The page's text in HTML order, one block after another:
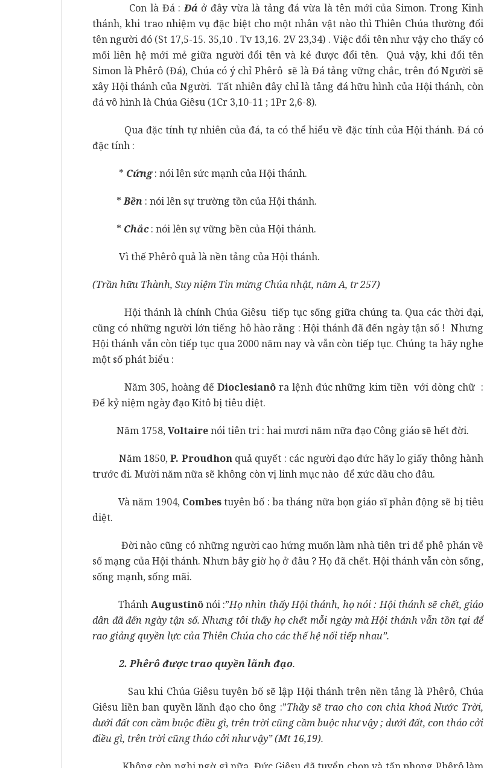
Con là Đá :Đá ở đây vừa là tảng đá vừa là tên mới của Simon. Trong Kinh
thánh, khi trao nhiệm vụ đặc biệt cho một nhân vật nào thì Thiên Chúa thường đổi
tên người đó (St 17,5-15. 35,10 . Tv 13,16. 2V 23,34) . Việc đổi tên như vậy cho thấy có
mối liên hệ mới mẻ giữa người đổi tên và kẻ được đổi tên. Quả vậy, khi đổi tên
Simon là Phêrô (Đá), Chúa có ý chỉ Phêrô sẽ là Đá tảng vững chắc, trên đó Người sẽ
xây Hội thánh của Người. Tất nhiên đây chỉ là tảng đá hữu hình của Hội thánh, còn
đá vô hình là Chúa Giêsu (1Cr 3,10-11 ; 1Pr 2,6-8).
Qua đặc tính tự nhiên của đá, ta có thể hiểu về đặc tính của Hội thánh. Đá có
đặc tính :
* Cứng: nói lên sức mạnh của Hội thánh.
*Bền : nói lên sự trường tồn của Hội thánh.
* Chắc: nói lên sự vững bền của Hội thánh.
Vì thế Phêrô quả là nền tảng của Hội thánh.
(Trần hữu Thành, Suy niệm Tin mừng Chúa nhật, năm A, tr 257)
Hội thánh là chính Chúa Giêsu tiếp tục sống giữa chúng ta. Qua các thời đại,
cũng có những người lớn tiếng hô hào rằng : Hội thánh đã đến ngày tận số ! Nhưng
Hội thánh vẫn còn tiếp tục qua 2000 năm nay và vẫn còn tiếp tục. Chúng ta hãy nghe
một số phát biểu :
Năm 305, hoàng đếDioclesianô ra lệnh đúc những kim tiền với dòng chữ :
Để kỷ niệm ngày đạo Kitô bị tiêu diệt.
Năm 1758,Voltairenói tiên tri : hai mươi năm nữa đạo Công giáo sẽ hết đời.
Năm 1850,P. Proudhonquả quyết : các người đạo đức hãy lo giấy thông hành
trước đi. Mười năm nữa sẽ không còn vị linh mục nào để xức dầu cho đâu.
Và năm 1904, Combestuyên bố : ba tháng nữa bọn giáo sĩ phản động sẽ bị tiêu
diệt.
Đời nào cũng có những người cao hứng muốn làm nhà tiên tri để phê phán về
số mạng của Hội thánh. Nhưn bây giờ họ ở đâu ? Họ đã chết. Hội thánh vẫn còn sống,
sống mạnh, sống mãi.
Thánh Augustinônói :”Họ nhìn thấy Hội thánh, họ nói : Hội thánh sẽ chết, giáo
dân đã đến ngày tận số. Nhưng tôi thấy họ chết mỗi ngày mà Hội thánh vẫn tồn tại để
rao giảng quyền lực của Thiên Chúa cho các thế hệ nối tiếp nhau”.
2. Phêrô được trao quyền lãnh đạo.
Sau khi Chúa Giêsu tuyên bố sẽ lập Hội thánh trên nền tảng là Phêrô, Chúa
Giêsu liền ban quyền lãnh đạo cho ông :”Thầy sẽ trao cho con chìa khoá Nước Trời,
dưới đất con cầm buộc điều gì, trên trời cũng cầm buộc như vậy ; dưới đất, con tháo cởi
điều gì, trên trời cũng tháo cởi như vậy” (Mt 16,19).